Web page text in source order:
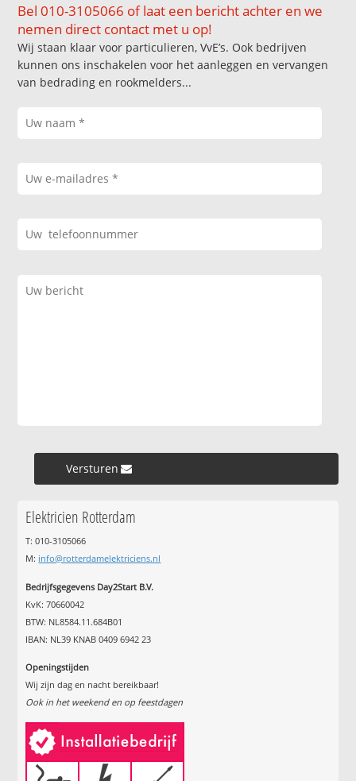
Bel 010-3105066 of laat een bericht achter en we
nemen direct contact met u op!
Wij staan klaar voor particulieren, VvE’s. Ook bedrijven
kunnen ons inschakelen voor het aanleggen en vervangen
van bedrading en rookmelders...
Versturen »
Elektricien Rotterdam
T: 010-3105066
M: info@rotterdamelektriciens.nl
Bedrijfsgegevens Day2Start B.V.
KvK: 70660042
BTW: NL8584.11.684B01
IBAN: NL39 KNAB 0409 6942 23
Openingstijden
Wij zijn dag en nacht bereikbaar!
Ook in het weekend en op feestdagen